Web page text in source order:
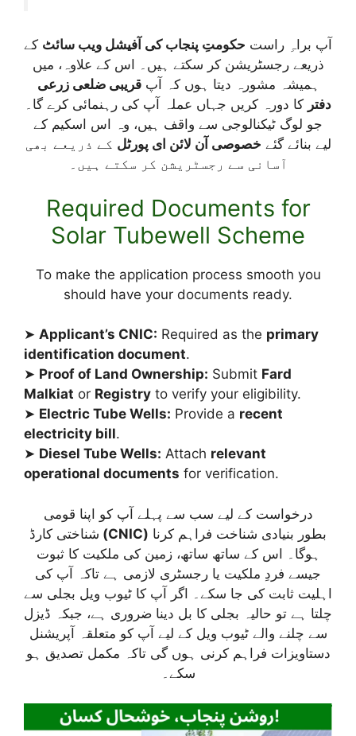
آپ براہِ راست حکومتِ پنجاب کی آفیشل ویب سائٹ کے
ذریعے رجسٹریشن کر سکتے ہیں۔ اس کے علاوہ، میں
ہمیشہ مشورہ دیتا ہوں کہ آپقریبی ضلعی زرعی
دفتر کا دورہ کریں جہاں عملہ آپ کی رہنمائی کرے گا۔
جو لوگ ٹیکنالوجی سے واقف ہیں، وہ اس اسکیم کے
لیے بنائے گئے خصوصی آن لائن ای پورٹل کے ذریعے بھی
آسانی سے رجسٹریشن کر سکتے ہیں۔
Required Documents for
Solar Tubewell Scheme
To make the application process smooth you
should have your documents ready.
➤ Applicant’s CNIC: Required as the primary
identification document.
➤ Proof of Land Ownership: Submit Fard
Malkiat or Registry to verify your eligibility.
➤ Electric Tube Wells: Provide a recent
electricity bill.
➤ Diesel Tube Wells: Attach relevant
operational documents for verification.
درخواست کے لیے سب سے پہلے آپ کو اپنا قومی
شناختی کارڈ (CNIC)
ہوگا۔ اس کے ساتھ ساتھ، زمین کی ملکیت کا ثبوت
جیسے فردِ ملکیت یا رجسٹری لازمی ہے تاکہ آپ کی
اہلیت ثابت کی جا سکے۔ اگر آپ کا ٹیوب ویل بجلی سے
چلتا ہے تو حالیہ بجلی کا بل دینا ضروری ہے، جبکہ ڈیزل
سے چلنے والے ٹیوب ویل کے لیے آپ کو متعلقہ آپریشنل
دستاویزات فراہم کرنی ہوں گی تاکہ مکمل تصدیق ہو
سکے۔